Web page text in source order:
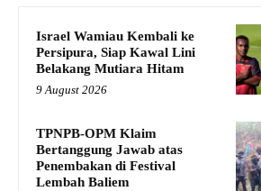
Israel Wamiau Kembali ke
Persipura, Siap Kawal Lini
Belakang Mutiara Hitam
9 August 2026
TPNPB-OPM Klaim
Bertanggung Jawab atas
Penembakan di Festival
Lembah Baliem